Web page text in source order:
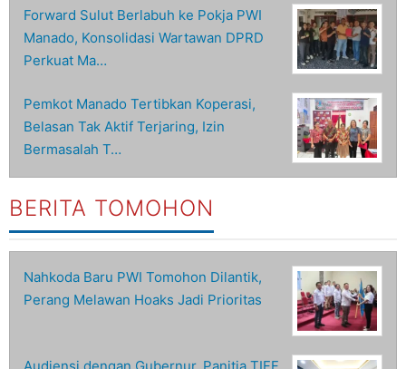
Forward Sulut Berlabuh ke Pokja PWI
Manado, Konsolidasi Wartawan DPRD
Perkuat Ma…
Pemkot Manado Tertibkan Koperasi,
Belasan Tak Aktif Terjaring, Izin
Bermasalah T…
BERITA TOMOHON
Nahkoda Baru PWI Tomohon Dilantik,
Perang Melawan Hoaks Jadi Prioritas